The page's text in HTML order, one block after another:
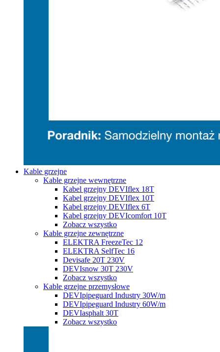
Kable grzejne
Kable grzejne wewnętrzne
Kabel grzejny DEVIflex 18T
Kabel grzejny DEVIflex 10T
Kabel grzejny DEVIflex 6T
Kabel grzejny DEVIcomfort 10T
Zobacz wszystko
Kable grzejne zewnętrzne
ELEKTRA FreezeTec 12
ELEKTRA SelfTec 16
Devisafe 20T 230V
DEVIsnow 30T 230V
Zobacz wszystko
Kable grzejne przemysłowe
DEVIpipeguard Industry 30W/m
DEVIpipeguard Industry 60W/m
DEVIasphalt 30T
Zobacz wszystko